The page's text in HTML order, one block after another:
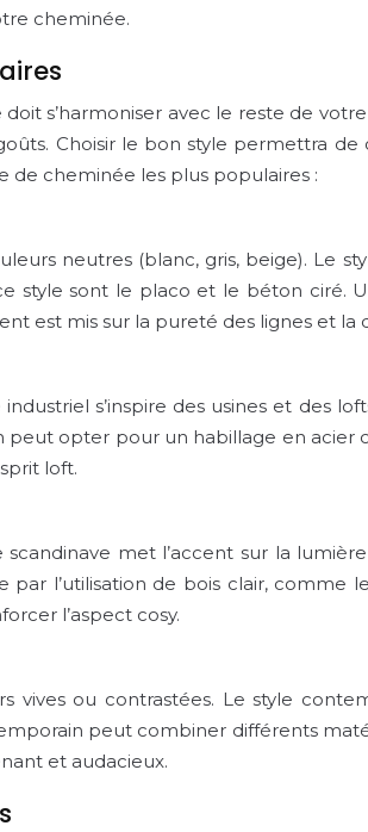
cheminée.
s’harmoniser avec le reste de
Choisir le bon style permettra
de cheminée les plus populaires :
neutres (blanc, gris, beige). Le
style sont le placo et le béton
est mis sur la pureté des lignes et la
s’inspire des usines et des
peut opter pour un habillage en
loft.
scandinave met l’accent sur la
par l’utilisation de bois clair,
l’aspect cosy.
vives ou contrastées. Le style
peut combiner différents
et audacieux.